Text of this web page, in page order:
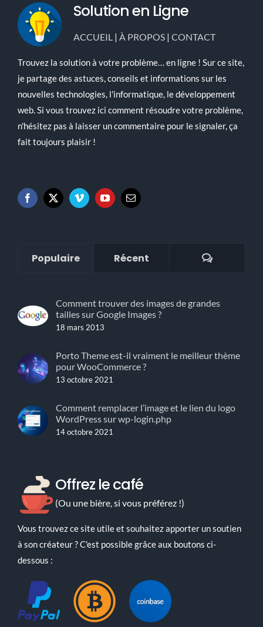
Solution en Ligne
ACCUEIL | À PROPOS | CONTACT
Trouvez la solution à votre problème… en ligne ! Sur ce site,
je partage des astuces, conseils et informations sur les
nouvelles technologies, l'informatique, le développement
web. Si vous trouvez ici comment résoudre votre problème,
n'hésitez pas à laisser un commentaire pour le signaler, ça
fait toujours plaisir !
Populaire Récent
Comment trouver des images de grandes
tailles sur Google Images ?
18 mars 2013
Porto Theme est-il vraiment le meilleur thème
pour WooCommerce ?
13 octobre 2021
Comment remplacer l’image et le lien du logo
WordPress sur wp-login.php
14 octobre 2021
Offrez le café
(Ou une bière, si vous préférez !)
Vous trouvez ce site utile et souhaitez apporter un soutien
à son créateur ? C'est possible grâce aux boutons ci-
dessous :